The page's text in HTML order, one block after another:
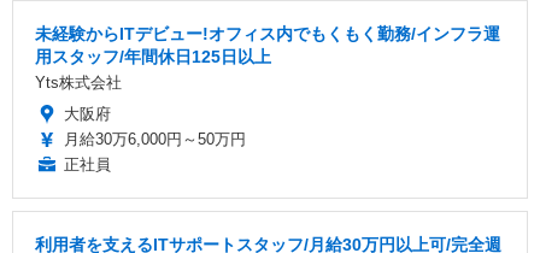
未経験からITデビュー!オフィス内でもくもく勤務/インフラ運
用スタッフ/年間休日125日以上
Yts株式会社
大阪府
月給30万6,000円～50万円
正社員
利用者を支えるITサポートスタッフ/月給30万円以上可/完全週